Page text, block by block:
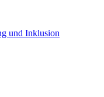
und Inklusion